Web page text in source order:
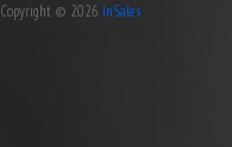
Copyright © 2026 InSales